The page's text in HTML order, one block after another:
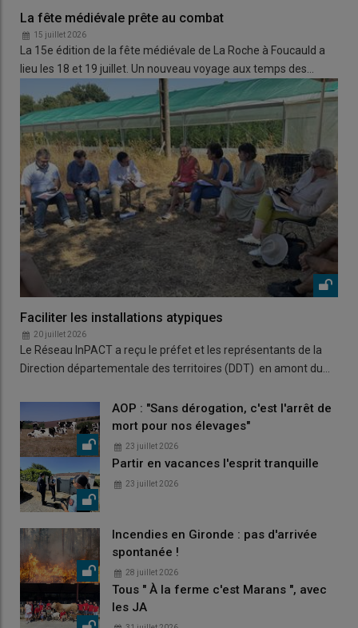
La fête médiévale prête au combat
15 juillet 2026
La 15e édition de la fête médiévale de La Roche à Foucauld a
lieu les 18 et 19 juillet. Un nouveau voyage aux temps des…
Faciliter les installations atypiques
20 juillet 2026
Le Réseau InPACT a reçu le préfet et les représentants de la
Direction départementale des territoires (DDT) en amont du…
AOP : "Sans dérogation, c'est l'arrêt de
mort pour nos élevages"
23 juillet 2026
Partir en vacances l'esprit tranquille
23 juillet 2026
Incendies en Gironde : pas d'arrivée
spontanée !
28 juillet 2026
Tous " À la ferme c'est Marans ", avec
les JA